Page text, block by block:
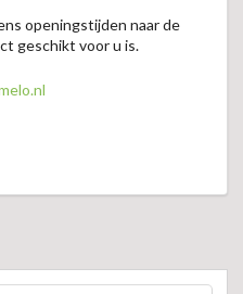
openingstijden naar de
geschikt voor u is.